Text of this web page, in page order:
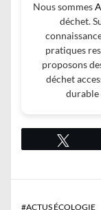
Nous sommes
déchet.
pratiques
proposons
déchet
durable
#ACTUS ÉCOLOGIE